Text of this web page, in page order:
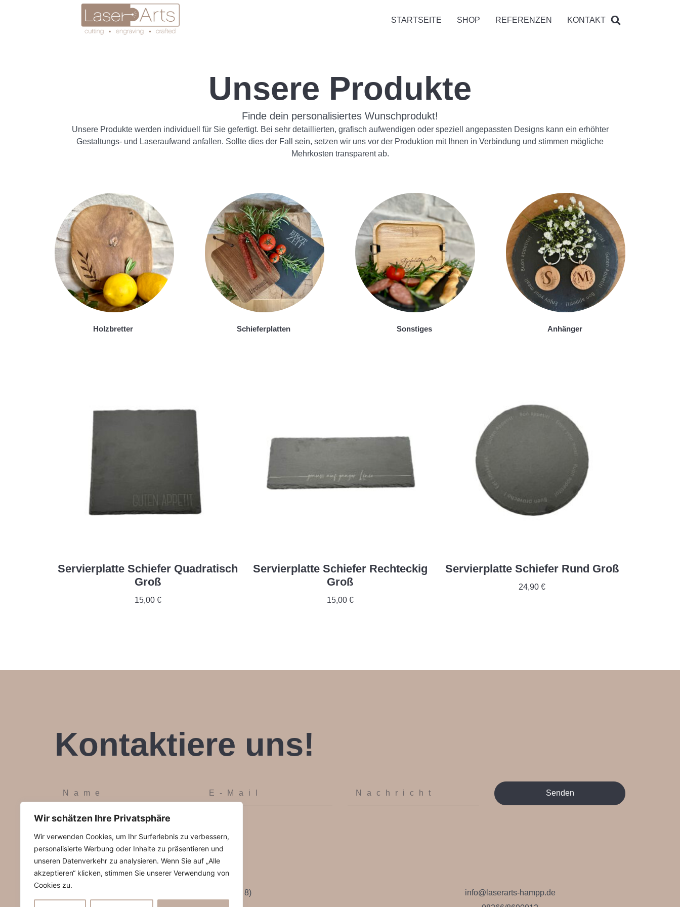
Wir schätzen Ihre Privatsphäre
Wir verwenden Cookies, um Ihr Surferlebnis zu verbessern,
personalisierte Werbung oder Inhalte zu präsentieren und
unseren Datenverkehr zu analysieren. Wenn Sie auf „Alle
akzeptieren“ klicken, stimmen Sie unserer Verwendung von
Cookies zu.
STARTSEITE SHOP REFERENZEN KONTAKT
Unsere Produkte
Finde dein personalisiertes Wunschprodukt!
Unsere Produkte werden individuell für Sie gefertigt. Bei sehr detaillierten, grafisch aufwendigen oder speziell angepassten Designs kann ein erhöhter
Gestaltungs- und Laseraufwand anfallen. Sollte dies der Fall sein, setzen wir uns vor der Produktion mit Ihnen in Verbindung und stimmen mögliche
Mehrkosten transparent ab.
Holzbretter Schieferplatten Sonstiges Anhänger
Servierplatte Schiefer Quadratisch
Groß
15,00 €
Servierplatte Schiefer Rechteckig
Groß
15,00 €
Servierplatte Schiefer Rund Groß
24,90€
Kontaktiere uns!
Senden
Grafic Arts
Oberes Mühlfeld 8 (Produktion: Bergstraße 8)
info@laserarts-hampp.de